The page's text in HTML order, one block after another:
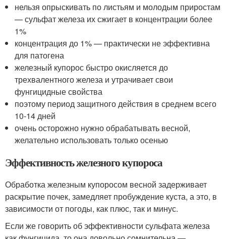
нельзя опрыскивать по листьям и молодым приростам
— сульфат железа их сжигает в концентрации более
1%
концентрация до 1% — практически не эффективна
для патогена
железный купорос быстро окисляется до
трехвалентного железа и утрачивает свои
фунгицидные свойства
поэтому период защитного действия в среднем всего
10-14 дней
очень осторожно нужно обрабатывать весной,
желательно использовать только осенью
Эффективность железного купороса
Обработка железным купоросом весной задерживает
раскрытие почек, замедляет пробуждение куста, а это, в
зависимости от погоды, как плюс, так и минус.
Если же говорить об эффективности сульфата железа